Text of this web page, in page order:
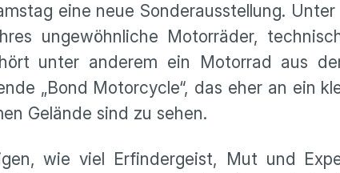
eine neue Sonderausstellung.
ungewöhnliche Motorräder,
unter anderem ein Motorrad aus
„Bond Motorcycle“, das eher an ein
Gelände sind zu sehen.
wie viel Erfindergeist, Mut und